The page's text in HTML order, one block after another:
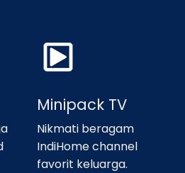
Minipack TV
Nikmati beragam
IndiHome channel
favorit keluarga.